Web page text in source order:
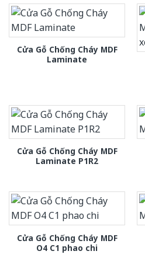
Cửa Gỗ Chống Cháy MDF
Laminate
Cửa Gỗ Chống Cháy MDF
Laminate P1R2
Cửa Gỗ Chống Cháy MDF
O4 C1 phao chi